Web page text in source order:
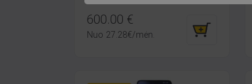
600.00 €
Nuo 27.28€/mėn.